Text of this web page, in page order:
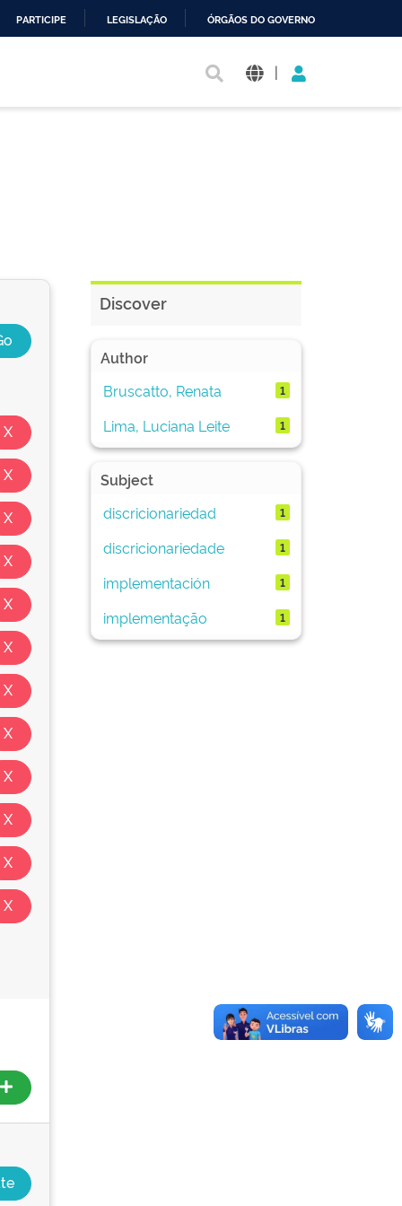
PARTICIPE LEGISLAÇÃO ÓRGÃOS DO GOVERNO
|
Discover
Author
Bruscatto, Renata
1
Lima, Luciana Leite 1
Subject
discricionariedad
1
discricionariedade 1
implementación 1
implementação 1